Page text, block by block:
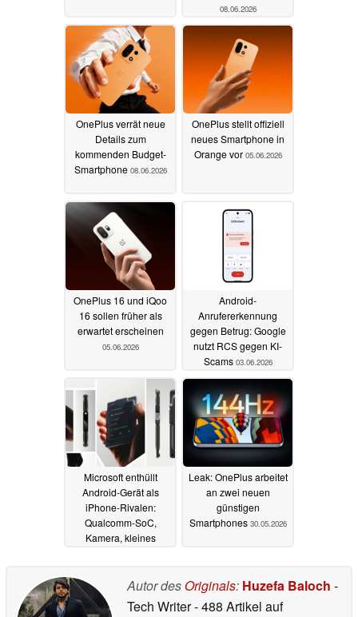
08.06.2026
OnePlus verrät neue
Details zum
kommenden Budget-
Smartphone 08.06.2026
OnePlus stellt offiziell
neues Smartphone in
Orange vor 05.06.2026
OnePlus 16 und iQoo
16 sollen früher als
erwartet erscheinen
05.06.2026
Android-
Anrufererkennung
gegen Betrug: Google
nutzt RCS gegen KI-
Scams 03.06.2026
Microsoft enthüllt
Android-Gerät als
iPhone-Rivalen:
Qualcomm-SoC,
Kamera, kleines
Leak: OnePlus arbeitet
an zwei neuen
günstigen
Smartphones 30.05.2026
Autor des Originals: Huzefa Baloch -
Tech Writer- 488 Artikel auf